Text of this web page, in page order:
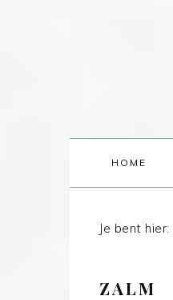
HOME
Je bent hier:
ZALM